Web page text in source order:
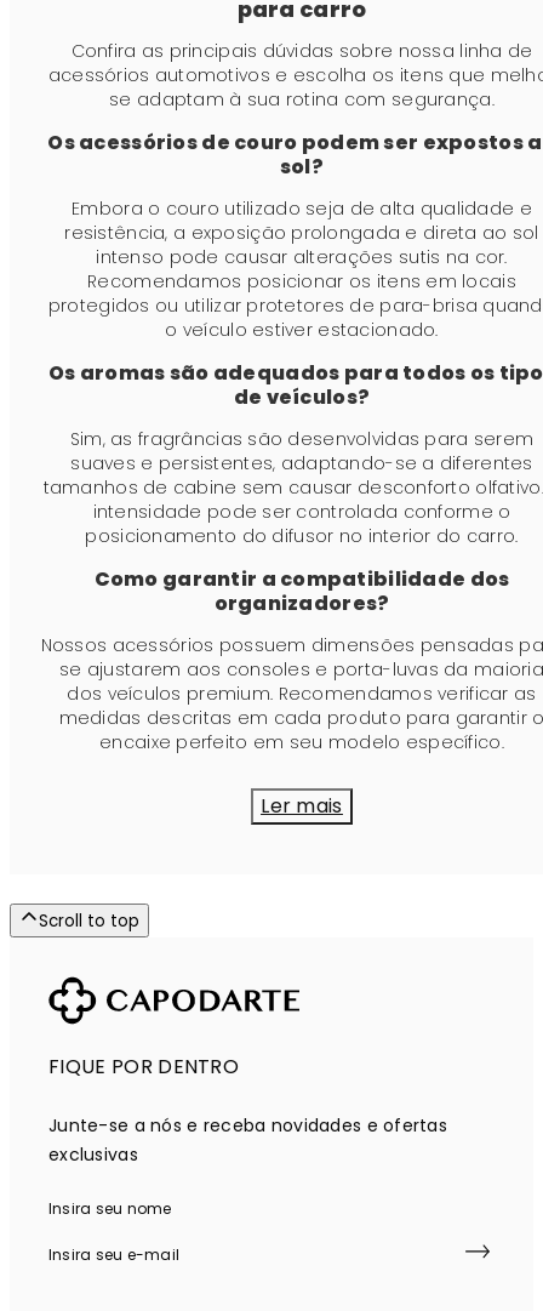
para carro
Confira as principais dúvidas sobre nossa linha de
acessórios automotivos e escolha os itens que
se adaptam à sua rotina com segurança.
Os acessórios de couro podem ser expostos
sol?
Embora o couro utilizado seja de alta qualidade e
resistência, a exposição prolongada e direta ao sol
intenso pode causar alterações sutis na cor.
Recomendamos posicionar os itens em locais
protegidos ou utilizar protetores de para-brisa
o veículo estiver estacionado.
Os aromas são adequados para todos os
de veículos?
Sim, as fragrâncias são desenvolvidas para serem
suaves e persistentes, adaptando-se a diferentes
tamanhos de cabine sem causar desconforto
intensidade pode ser controlada conforme o
posicionamento do difusor no interior do carro.
Como garantir a compatibilidade dos
organizadores?
Nossos acessórios possuem dimensões pensadas
se ajustarem aos consoles e porta-luvas da maioria
dos veículos premium. Recomendamos verificar as
medidas descritas em cada produto para garantir
encaixe perfeito em seu modelo específico.
Ler mais
Scroll to top
FIQUE POR DENTRO
Junte-se a nós e receba novidades e ofertas
exclusivas